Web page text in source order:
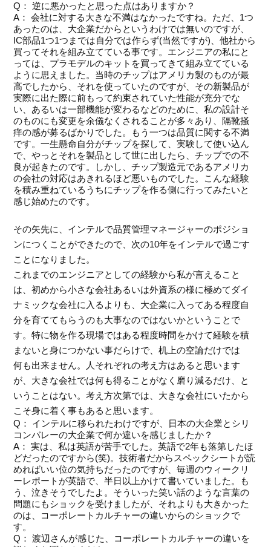
Q： 逆に悪かったと思った点はありますか？
A： 会社に対する大きな不満はなかったですね。ただ、1つ
あったのは、大企業だからというわけでは無いのですが、
IC部品1つ1つまでは自分では作らず(当然ですが)、他社から
買ってそれを組み立てている事です。エンジニアの私にと
っては、プラモデルのキットを買ってきて組み立てている
ように思えました。当時のチップはアメリカ製のものが最
高でしたから、それを使っていたのですが、その新製品が
実際に出た際に前もって約束されていた性能が充分でな
い、あるいは一部機能が変わるなどのために、私の設計そ
のものにも変更を余儀なくされることが多々あり、隔靴掻
痒の感が募るばかりでした。もう一つは品質に関する不満
です。一生懸命自分がチップを探して、実験して使い込ん
で、やっとそれを製品として世に出したら、チップでの不
良が起きたのです。しかし、チップ製造元であるアメリカ
の会社の対応はあきれるほど悪いものでした。こんな経験
を積み重ねているうちにチップを作る側に行ってみたいと
感じ始めたのです。
その矢先に、インテルで品質管理マネージャーのポジショ
ンにつくことができたので、次の10年をインテルで過ごす
ことになりました。
これまでのエンジニアとしての経験から私が言えること
は、初めから小さな会社あるいは外資系の様に極めてダイ
ナミックな会社に入るよりも、大企業に入ってある程度自
分を育ててもらうのも大事なのではないかということで
す。特に物を作る現場ではある程度時間をかけて経験を積
まないと身につかない事だらけで、机上の空論だけでは
何も出来ません。人それぞれの考え方はあると思います
が、大きな会社では何も得ることがなく磨り減るだけ、と
いうことはない。考え方次第では、大きな会社にいたから
こそ身に着く事もあると思います。
Q： インテルに移られたわけですが、日本の大企業とシリ
コンバレーの大企業で何か違いを感じましたか？
A： 実は、私は英語が苦手でした。英語で2年も落第したほ
どだったのですから(笑)。技術者だからスペックシートが読
めればいい位の気持ちだったのですが、毎週のウィークリ
ーレポートが英語で、半日以上かけて書いていました。も
う、泣きそうでしたよ。そういった笑い話のような言葉の
問題にもショックを受けましたが、それよりも大きかった
のは、コーポレートカルチャーの違いからのショックで
す。
Q： 渡辺さんが感じた、コーポレートカルチャーの違いを